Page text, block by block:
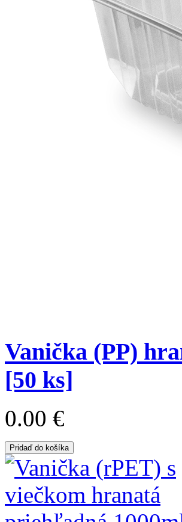
Vanička (PP)
[50 ks]
0.00 €
Pridaď do košíka